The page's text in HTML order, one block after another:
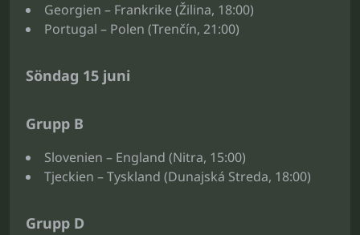
Georgien – Frankrike (Žilina, 18:00)
Portugal – Polen (Trenčín, 21:00)
Söndag 15 juni
Grupp B
Slovenien – England (Nitra, 15:00)
Tjeckien – Tyskland (Dunajská Streda, 18:00)
Grupp D